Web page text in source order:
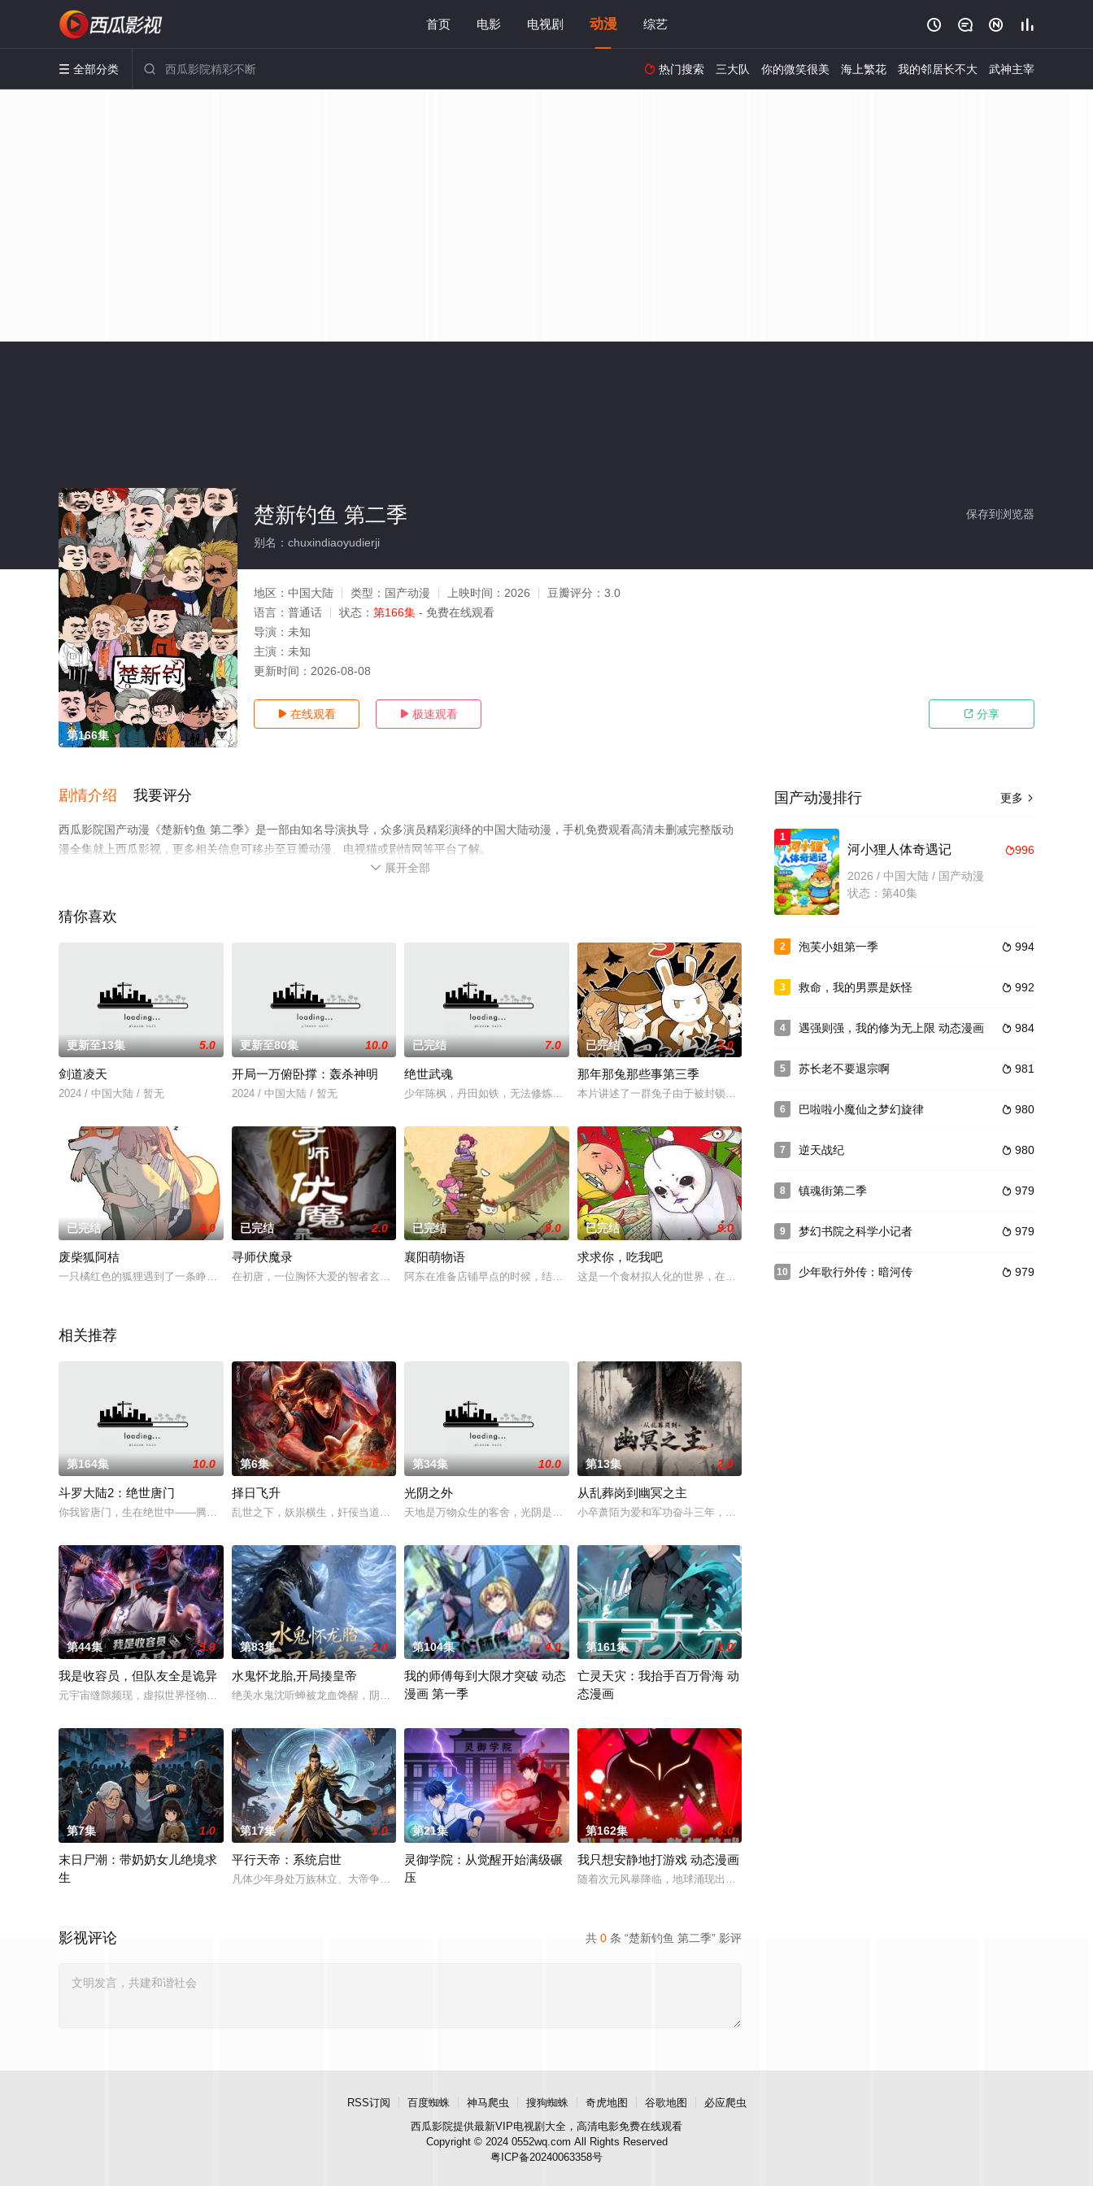
首页 电影 电视剧 动漫 综艺    
 全部分类   热门搜索 三大队 你的微笑很美 海上繁花 我的邻居长不大 武神主宰
第166集
保存到浏览器
楚新钓鱼 第二季
别名：chuxindiaoyudierji
地区： 中国大陆 类型： 国产动漫 上映时间： 2026 豆瓣评分： 3.0
语言： 普通话 状态： 第166集 - 免费在线观看
导演： 未知
主演： 未知
更新时间： 2026-08-08
 在线观看  极速观看  分享
剧情介绍 我要评分
西瓜影院国产动漫《楚新钓鱼 第二季》是一部由知名导演执导，众多演员精彩演绎的中国大陆动漫，手机免费观看高清未删减完整版动
漫全集就上西瓜影视，更多相关信息可移步至豆瓣动漫、电视猫或剧情网等平台了解。
 展开全部
猜你喜欢
更新至13集 5.0
剑道凌天
2024 / 中国大陆 / 暂无
更新至80集 10.0
开局一万俯卧撑：轰杀神明
2024 / 中国大陆 / 暂无
已完结 7.0
绝世武魂
少年陈枫，丹田如铁，无法修炼。唯有恩师不弃，不想师父被强者击杀，自此再也无人庇佑，
已完结 3.0
那年那兔那些事第三季
本片讲述了一群兔子由于被封锁而与很多第三世界的河马作伴，在基乐永生与喧哗上等的冷战
已完结 8.0
废柴狐阿桔
一只橘红色的狐狸遇到了一条睁不开眼睛的狗，为了憧憬的人类生活，一起完成一场城市大冒
已完结 2.0
寻师伏魔录
在初唐，一位胸怀大爱的智者玄奘似乎找到了解救世人的方法，传说玄奘法师为十世金禅转世
已完结 9.0
襄阳萌物语
阿东在准备店铺早点的时候，结识了萌萌和樊儿两姐妹，在招待两姐妹的时候被大胃王樊儿吃
已完结 9.0
求求你，吃我吧
这是一个食材拟人化的世界，在这个世界里，各种各样的食材争奇斗艳、相互吐槽，以“遇见
相关推荐
第164集 10.0
斗罗大陆2：绝世唐门
你我皆唐门，生在绝世中——腾讯视频《斗罗大陆绝世唐门》动画正式启动！
第6集 5.0
择日飞升
乱世之下，妖祟横生，奸佞当道。又值幽界入侵，人、幽两界势力荼毒人间，捕蛇者许应因看
第34集 10.0
光阴之外
天地是万物众生的客舍，光阴是古往今来的过客。苍天残面张开诡异之眼，所视之处生灵涂炭
第13集 2.0
从乱葬岗到幽冥之主
小卒萧陌为爱和军功奋斗三年，却被恋人柳莺儿与将军之子赵昊联手背叛，残忍杀害后抛尸乱
第44集 5.0
我是收容员，但队友全是诡异
元宇宙缝隙频现，虚拟世界怪物诡异偷渡现实，隐秘机构元宇宙管理局肩负收容管控重任。楚
第83集 2.0
水鬼怀龙胎,开局揍皇帝
绝美水鬼沈听蝉被龙血馋醒，阴差阳错修成人身,揣上龙种，暴揍皇帝一对熊猫眼后带球跑路
第104集 4.0
我的师傅每到大限才突破 动态
漫画 第一季
第161集 1.0
亡灵天灾：我抬手百万骨海 动
态漫画
第7集 1.0
末日尸潮：带奶奶女儿绝境求
生
第17集 1.0
平行天帝：系统启世
凡体少年身处万族林立、大帝争雄的玄幻大世界，无数神体天骄与生俱来便坐拥无上底蕴，角
第21集 6.0
灵御学院：从觉醒开始满级碾
压
第162集 8.0
我只想安静地打游戏 动态漫画
随着次元风暴降临，地球涌现出大量异次元领域，仙、佛、恶魔、天使、精灵等各种异次元生
共 0 条 “楚新钓鱼 第二季” 影评
影视评论
更多 
国产动漫排行
1
996
河小狸人体奇遇记
2026 / 中国大陆 / 国产动漫
状态：第40集
2  994
泡芙小姐第一季
3  992
救命，我的男票是妖怪
4  984
遇强则强，我的修为无上限 动态漫画
5  981
苏长老不要退宗啊
6  980
巴啦啦小魔仙之梦幻旋律
7  980
逆天战纪
8  979
镇魂街第二季
9  979
梦幻书院之科学小记者
10  979
少年歌行外传：暗河传
RSS订阅 百度蜘蛛 神马爬虫 搜狗蜘蛛 奇虎地图 谷歌地图
必应爬虫
西瓜影院提供最新VIP电视剧大全，高清电影免费在线观看
Copyright © 2024 0552wq.com All Rights Reserved
粤ICP备20240063358号